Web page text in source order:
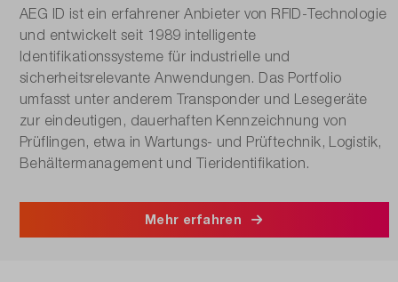
AEG ID ist ein erfahrener Anbieter von RFID-Technologie
und entwickelt seit 1989 intelligente
Identifikationssysteme für industrielle und
sicherheitsrelevante Anwendungen. Das Portfolio
umfasst unter anderem Transponder und Lesegeräte
zur eindeutigen, dauerhaften Kennzeichnung von
Prüflingen, etwa in Wartungs- und Prüftechnik, Logistik,
Behältermanagement und Tieridentifikation.
Mehr erfahren